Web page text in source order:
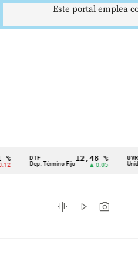
Cintillo
indicadores
económicos
Dep. Término Fijo
12,48 %
▲ 0.05 Unidad
graphic_eq play_arrow photo_camera
Este portal emplea